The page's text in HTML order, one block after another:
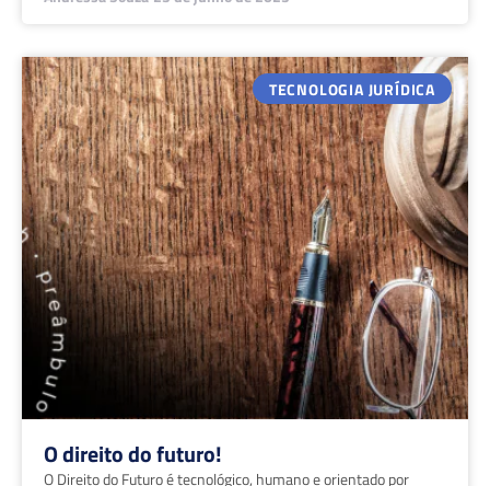
TECNOLOGIA JURÍDICA
O direito do futuro!
O Direito do Futuro é tecnológico, humano e orientado por